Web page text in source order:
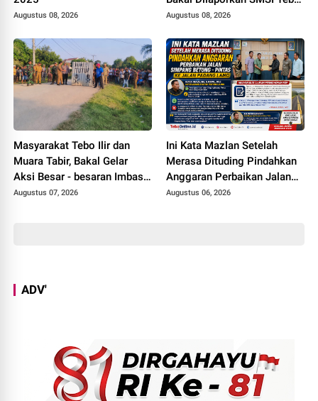
Augustus 08, 2026
ke Polisi Terkait UU ITE
Augustus 08, 2026
Masyarakat Tebo Ilir dan
Muara Tabir, Bakal Gelar
Aksi Besar - besaran Imbas
Jalan Simpang Betung -
Augustus 07, 2026
Ini Kata Mazlan Setelah
Merasa Dituding Pindahkan
Anggaran Perbaikan Jalan
Simpang Betung - Pintas ke
Augustus 06, 2026
ADV'